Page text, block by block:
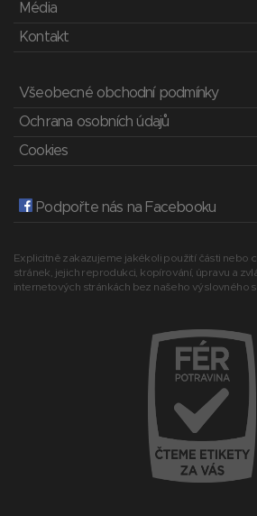
Média
Kontakt
Všeobecné obchodní podmínky
Ochrana osobních údajů
Cookies
Podpořte nás na Facebooku
Explicitně zakazujeme jakékoli použití části nebo
stránek, jejich reprodukci, kopírování, úpravu a
internetových stránkách bez našeho výslovného